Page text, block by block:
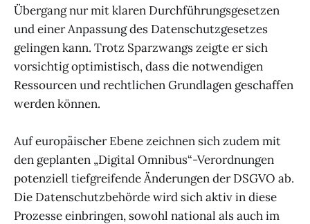
Übergang nur mit klaren Durchführungsgesetzen
und einer Anpassung des Datenschutzgesetzes
gelingen kann. Trotz Sparzwangs zeigte er sich
vorsichtig optimistisch, dass die notwendigen
Ressourcen und rechtlichen Grundlagen geschaffen
werden können.
Auf europäischer Ebene zeichnen sich zudem mit
den geplanten „Digital Omnibus“-Verordnungen
potenziell tiefgreifende Änderungen der DSGVO ab.
Die Datenschutzbehörde wird sich aktiv in diese
Prozesse einbringen, sowohl national als auch im